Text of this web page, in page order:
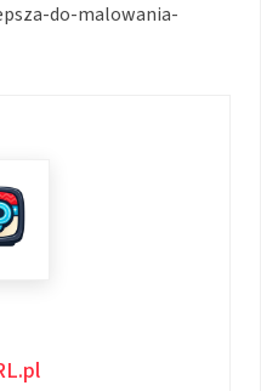
do-malowania-